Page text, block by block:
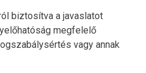
biztosítva a javaslatot
megfelelő
vagy annak